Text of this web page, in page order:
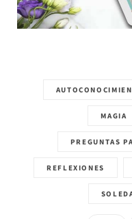
MAGIA
PREGUNTAS
REFLEXIONES